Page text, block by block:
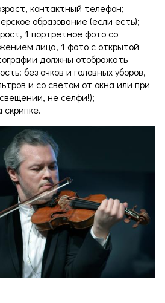
контактный телефон;
образование (если есть);
1 портретное фото со
лица, 1 фото с открытой
должны отображать
без очков и головных уборов,
и со светом от окна или при
не селфи!);
скрипке.